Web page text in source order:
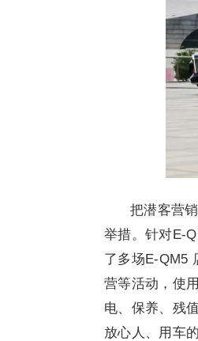
把潜客营
举措。针对E-
了多场E-QM5
营等活动，使
电、保养、残
放心人、用车